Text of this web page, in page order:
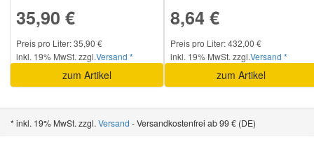
35,90 €
Preis pro Liter: 35,90 €
inkl. 19% MwSt. zzgl.Versand *
zum Artikel
8,64 €
Preis pro Liter: 432,00 €
inkl. 19% MwSt. zzgl.Versand *
zum Artikel
* inkl. 19% MwSt. zzgl. Versand - Versandkostenfrei ab 99 € (DE)